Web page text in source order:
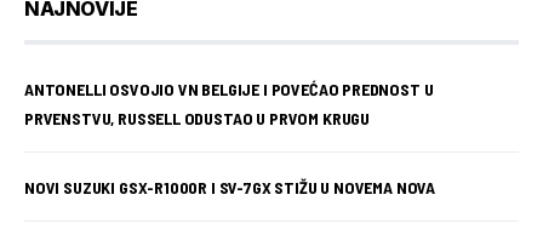
NAJNOVIJE
ANTONELLI OSVOJIO VN BELGIJE I POVEĆAO PREDNOST U
PRVENSTVU, RUSSELL ODUSTAO U PRVOM KRUGU
NOVI SUZUKI GSX-R1000R I SV-7GX STIŽU U NOVEMA NOVA